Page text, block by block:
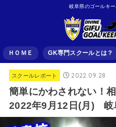
岐阜県のゴールキ
ＨＯＭＥ GK専門スクールとは？
スクールレポート 2022.09.28
簡単にかわされない！
2022年9月12日(月) 岐